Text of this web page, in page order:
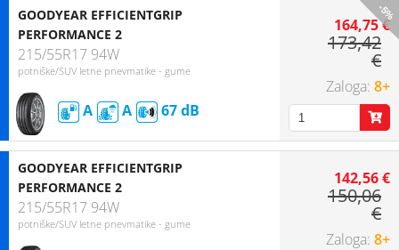
-5%
GOODYEAR EFFICIENTGRIP
PERFORMANCE 2
215/55R17 94W
potniške/SUV letne pnevmatike - gume
A A 67
164,75 €
173,42
€
8+
GOODYEAR EFFICIENTGRIP
PERFORMANCE 2
215/55R17 94W
potniške/SUV letne pnevmatike - gume
142,56 €
150,06
€
8+